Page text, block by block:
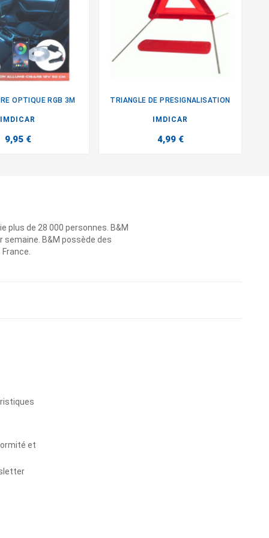
OPTIQUE RGB 3M
IMDICAR
9,95 €
TRIANGLE DE PRESIGNALISATION
IMDICAR
4,99 €
plus de 28 000 personnes. B&M
B&M possède des
et